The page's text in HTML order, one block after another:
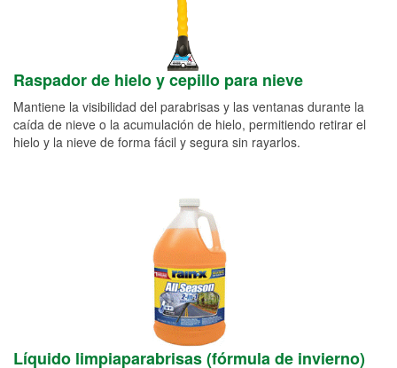
Raspador de hielo y cepillo para nieve
Mantiene la visibilidad del parabrisas y las ventanas durante la
caída de nieve o la acumulación de hielo, permitiendo retirar el
hielo y la nieve de forma fácil y segura sin rayarlos.
Líquido limpiaparabrisas (fórmula de invierno)